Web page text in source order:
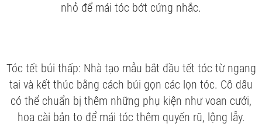
nhỏ để mái tóc bớt cứng nhắc.
Tóc tết búi thấp: Nhà tạo mẫu bắt đầu tết tóc từ ngang
tai và kết thúc bằng cách búi gọn các lọn tóc. Cô dâu
có thể chuẩn bị thêm những phụ kiện như voan cưới,
hoa cài bản to để mái tóc thêm quyến rũ, lộng lẫy.